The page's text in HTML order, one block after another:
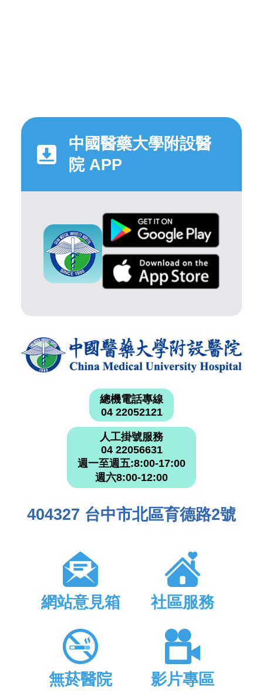
中國醫藥大學附設醫
院 APP
總機電話專線
04 22052121
人工掛號服務
04 22056631
週一至週五:8:00-17:00
週六8:00-12:00
404327 台中市北區育德路2號
網站意見箱 社區服務
無菸醫院 影片專區